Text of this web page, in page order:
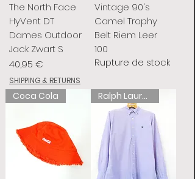
The North Face
HyVent DT
Dames Outdoor
Jack Zwart S
Prix
40,95 €
SHIPPING & RETURNS
Vintage 90's
Camel Trophy
Belt Riem Leer
100
Rupture de stock
Coca Cola Ralph Lauren